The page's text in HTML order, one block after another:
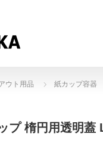
ウト用品 紙カップ容器
プ 楕円用透明蓋